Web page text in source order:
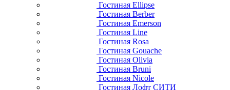
Гостиная Ellipse
Гостиная Berber
Гостиная Emerson
Гостиная Line
Гостиная Rosa
Гостиная Gouache
Гостиная Olivia
Гостиная Bruni
Гостиная Nicole
Гостиная Лофт СИТИ